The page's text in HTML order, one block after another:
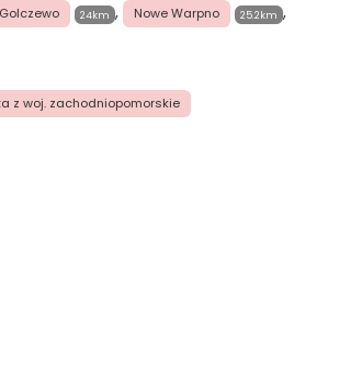
Golczewo 24km , Nowe Warpno 25.2km ,
z woj. zachodniopomorskie